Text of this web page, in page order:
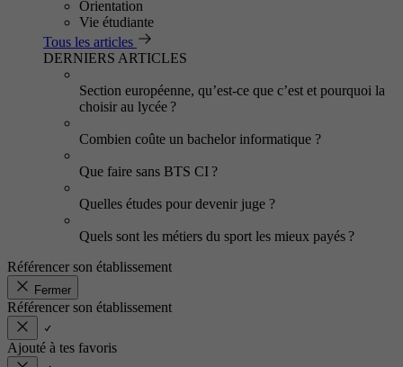
Orientation
Vie étudiante
Tous les articles
DERNIERS ARTICLES
Section européenne, qu’est-ce que c’est et pourquoi la
choisir au lycée ?
Combien coûte un bachelor informatique ?
Que faire sans BTS CI ?
Quelles études pour devenir juge ?
Quels sont les métiers du sport les mieux payés ?
Référencer son établissement
Fermer
Référencer son établissement
Ajouté à tes favoris